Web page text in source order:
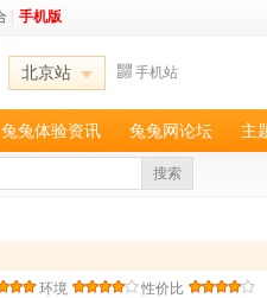
手机版
北京站 手机站
兔兔体验资讯 兔兔网论坛 主
搜索
环境
性价比